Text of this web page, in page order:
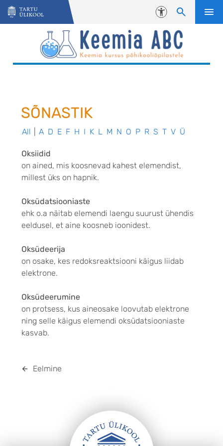
Liigu edasi põhisisu juurde
Juurdepääsetavus
SÕNASTIK
All A D E F H I K L M N O P R S T V Ü
Oksiidid
on ained, mis koosnevad kahest elemendist,
millest üks on hapnik.
Oksüdatsiooniaste
ehk o.a näitab elemendi laengu suurust ühendis
eeldusel, et aine koosneb ioonidest.
Oksüdeerija
on osake, kes redoksreaktsiooni käigus liidab
elektrone.
Oksüdeerumine
on protsess, kus aineosake loovutab elektrone
ning selle käigus elemendi oksüdatsiooniaste
kasvab.
Eelmine